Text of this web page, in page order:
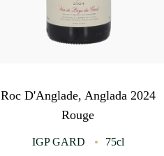
Roc D'Anglade, Anglada 2024
Rouge
IGP GARD 75cl